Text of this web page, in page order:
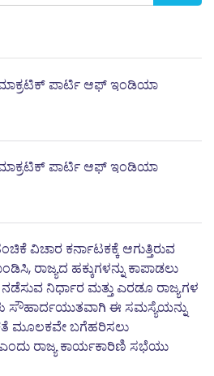
ಪಾರ್ಟಿ ಆಫ್ ಇಂಡಿಯಾ
ಪಾರ್ಟಿ ಆಫ್ ಇಂಡಿಯಾ
ವಿಚಾರ ಕರ್ನಾಟಕಕ್ಕೆ ಆಗುತ್ತಿರುವ
ರಾಜ್ಯದ ಹಕ್ಕುಗಳನ್ನು ಕಾಪಾಡಲು
ನಿರ್ಧಾರ ಮತ್ತು ಎರಡೂ ರಾಜ್ಯಗಳ
ಸೌಹಾರ್ದಯುತವಾಗಿ ಈ ಸಮಸ್ಯೆಯನ್ನು
ಮೂಲಕವೇ ಬಗೆಹರಿಸಲು
ರಾಜ್ಯ ಕಾರ್ಯಕಾರಿಣಿ ಸಭೆಯು